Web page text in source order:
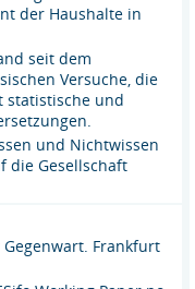
der Haushalte in
seit dem
Versuche, die
statistische und
und Nichtwissen
die Gesellschaft
Frankfurt